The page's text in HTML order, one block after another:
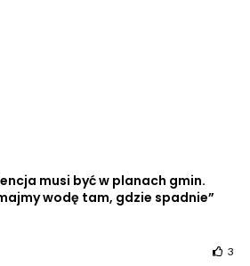
musi być w planach gmin.
wodę tam, gdzie spadnie”
3